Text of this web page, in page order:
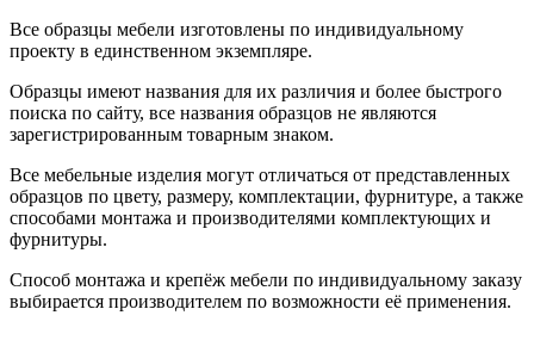
Все образцы мебели изготовлены по индивидуальному
проекту в единственном экземпляре.
Образцы имеют названия для их различия и более быстрого
поиска по сайту, все названия образцов не являются
зарегистрированным товарным знаком.
Все мебельные изделия могут отличаться от представленных
образцов по цвету, размеру, комплектации, фурнитуре, а также
способами монтажа и производителями комплектующих и
фурнитуры.
Способ монтажа и крепёж мебели по индивидуальному заказу
выбирается производителем по возможности её применения.